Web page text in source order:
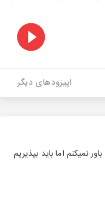
اپیزودهای دیگر
نمیکنم اما باید بپذیریم